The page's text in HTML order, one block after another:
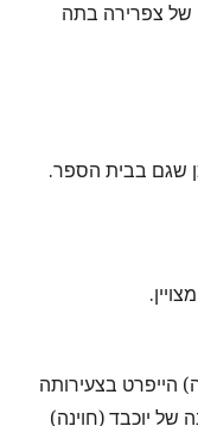
של צפרירה בתה
שגם בבית הספר.
הייפרט בצעירותה
יוכבד (חוינה)